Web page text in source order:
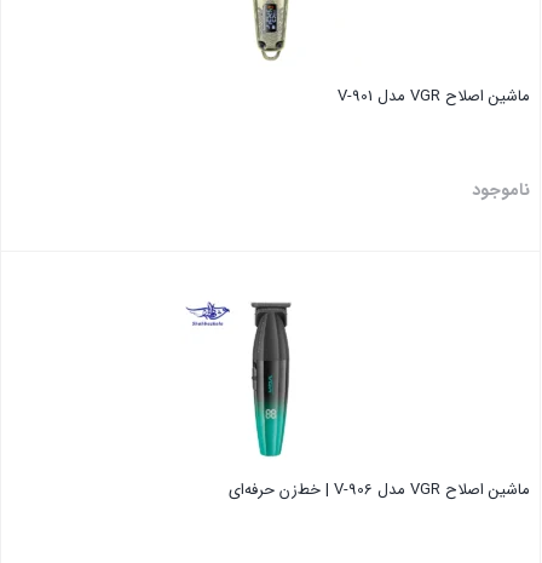
ماشین اصلاح VGR مدل V-901
ناموجود
ماشین اصلاح VGR مدل V-906 | خط‌زن حرفه‌ای